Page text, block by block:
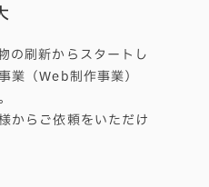
の刷新からスタートし
業（Web制作事業）
からご依頼をいただけ